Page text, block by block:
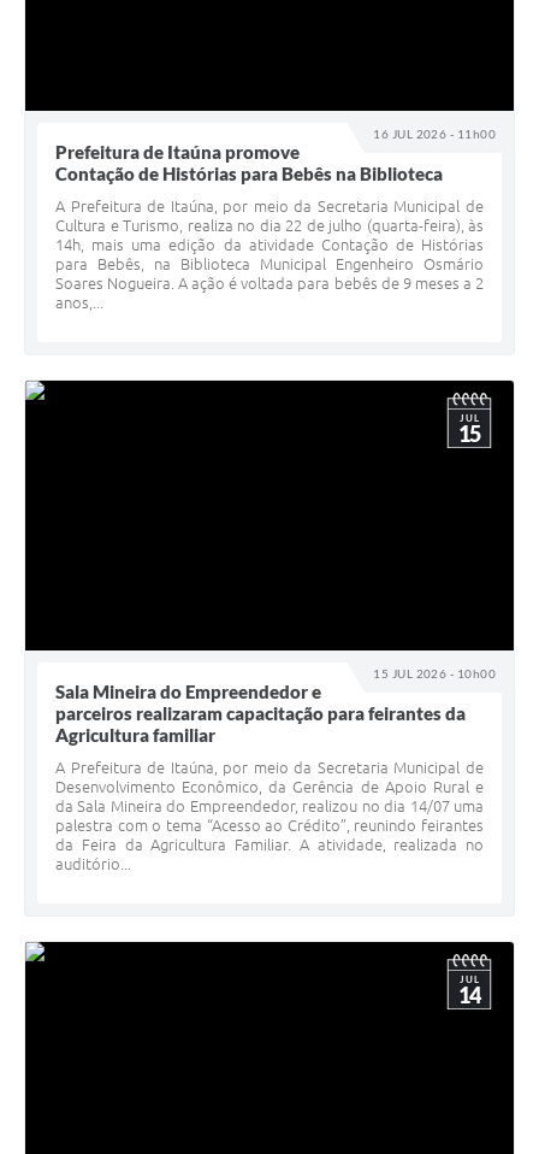
16 JUL 2026 - 11h00
Prefeitura de Itaúna promove
Contação de Histórias para Bebês na Biblioteca
A Prefeitura de Itaúna, por meio da Secretaria Municipal de
Cultura e Turismo, realiza no dia 22 de julho (quarta-feira), às
14h, mais uma edição da atividade Contação de Histórias
para Bebês, na Biblioteca Municipal Engenheiro Osmário
Soares Nogueira. A ação é voltada para bebês de 9 meses a 2
anos,...
15 JUL 2026 - 10h00
JUL
15
Sala Mineira do Empreendedor e
parceiros realizaram capacitação para feirantes da
Agricultura familiar
A Prefeitura de Itaúna, por meio da Secretaria Municipal de
Desenvolvimento Econômico, da Gerência de Apoio Rural e
da Sala Mineira do Empreendedor, realizou no dia 14/07 uma
palestra com o tema “Acesso ao Crédito”, reunindo feirantes
da Feira da Agricultura Familiar. A atividade, realizada no
auditório...
JUL
14